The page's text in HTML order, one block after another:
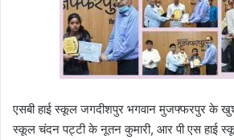
एसबी हाई स्कूल जगदीशपुर भगवान मुजफ्फरपुर के
स्कूल चंदन पट्टी के नूतन कुमारी, आर पी एस हाई